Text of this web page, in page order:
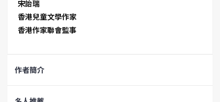
宋詒瑞
香港兒童文學作家
香港作家聯會監事
作者簡介